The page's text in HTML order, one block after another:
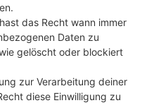
das Recht wann immer
Daten zu
gelöscht oder blockiert
zur Verarbeitung deiner
diese Einwilligung zu